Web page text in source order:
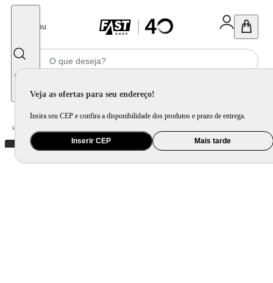
Menu
Veja as ofertas para seu endereço!
Insira seu CEP e confira a disponibilidade dos produtos e prazo de entrega.
Inserir CEP Mais tarde
Home